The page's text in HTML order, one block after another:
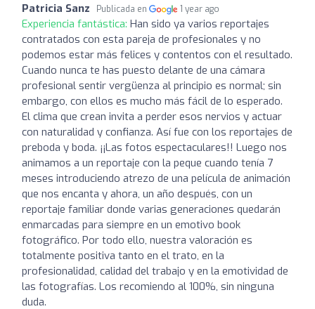
Patricia Sanz Publicada en 1 year ago
Experiencia fantástica: Han sido ya varios reportajes
contratados con esta pareja de profesionales y no
podemos estar más felices y contentos con el resultado.
Cuando nunca te has puesto delante de una cámara
profesional sentir vergüenza al principio es normal; sin
embargo, con ellos es mucho más fácil de lo esperado.
El clima que crean invita a perder esos nervios y actuar
con naturalidad y confianza. Así fue con los reportajes de
preboda y boda. ¡¡Las fotos espectaculares!! Luego nos
animamos a un reportaje con la peque cuando tenía 7
meses introduciendo atrezo de una película de animación
que nos encanta y ahora, un año después, con un
reportaje familiar donde varias generaciones quedarán
enmarcadas para siempre en un emotivo book
fotográfico. Por todo ello, nuestra valoración es
totalmente positiva tanto en el trato, en la
profesionalidad, calidad del trabajo y en la emotividad de
las fotografías. Los recomiendo al 100%, sin ninguna
duda.